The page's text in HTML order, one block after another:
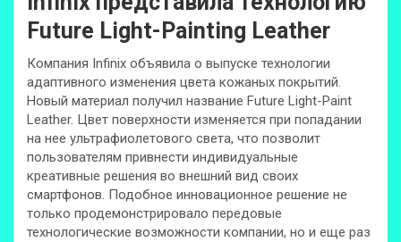
Future Light-Painting Leather
Компания Infinix объявила о выпуске технологии
адаптивного изменения цвета кожаных покрытий.
Новый материал получил название Future Light-Paint
Leather. Цвет поверхности изменяется при попадании
на нее ультрафиолетового света, что позволит
пользователям привнести индивидуальные
креативные решения во внешний вид своих
смартфонов. Подобное инновационное решение не
только продемонстрировало передовые
технологические возможности компании, но и еще раз